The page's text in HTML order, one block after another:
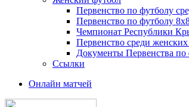
Первенство по футболу
Первенство по футболу
Чемпионат Республики
Первенство среди
Документы Первенства по
Ссылки
Онлайн матчей